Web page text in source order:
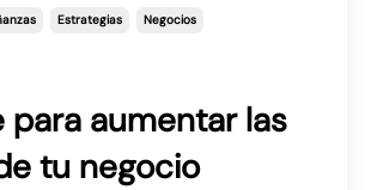
Estrategias Negocios
para aumentar las
tu negocio